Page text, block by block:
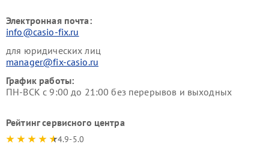
Электронная почта:
info@casio-fix.ru
для юридических лиц
manager@fix-casio.ru
График работы:
ПН-ВСК с 9:00 до 21:00 без перерывов и выходных
Рейтинг сервисного центра
4.9-5.0